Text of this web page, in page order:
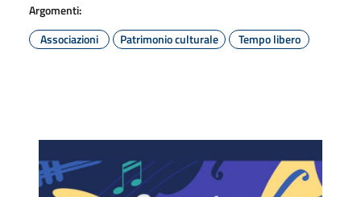
Argomenti:
Associazioni
Patrimonio culturale Tempo libero